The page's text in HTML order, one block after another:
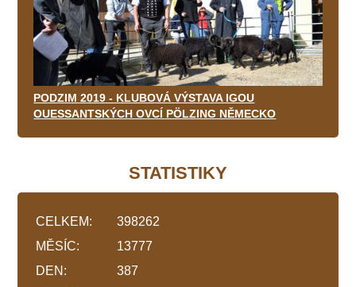
PODZIM 2019 - KLUBOVÁ VÝSTAVA IGOU
OUESSANTSKÝCH OVCÍ PÖLZING NĚMECKO
STATISTIKY
CELKEM:
398262
MĚSÍC:
13777
DEN:
387